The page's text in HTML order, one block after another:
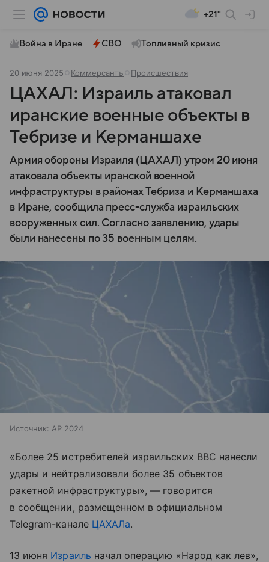
+21°
Война в Иране СВО Топливный кризис
20 июня 2025 Коммерсантъ Происшествия
ЦАХАЛ: Израиль атаковал
иранские военные объекты в
Тебризе и Керманшахе
Армия обороны Израиля (ЦАХАЛ) утром 20 июня
атаковала объекты иранской военной
инфраструктуры в районах Тебриза и Керманшаха
в Иране, сообщила пресс-служба израильских
вооруженных сил. Согласно заявлению, удары
были нанесены по 35 военным целям.
Источник: AP 2024
«Более 25 истребителей израильских ВВС нанесли
удары и нейтрализовали более 35 объектов
ракетной инфраструктуры», — говорится
в сообщении, размещенном в официальном
Telegram-канале ЦАХАЛа.
13 июня Израиль начал операцию «Народ как лев»,